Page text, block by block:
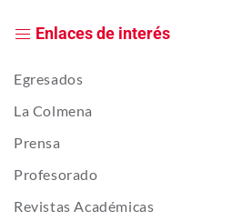
Enlaces de interés
Egresados
La Colmena
Prensa
Profesorado
Revistas Académicas